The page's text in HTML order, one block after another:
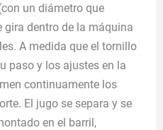
un diámetro que
dentro de la máquina
A medida que el tornillo
paso y los ajustes en la
continuamente los
El jugo se separa y se
en el barril,